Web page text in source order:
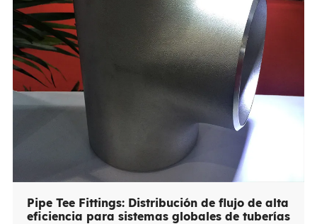
alta temperatura, y Trajes de acero dúplex en alta
mar/petróleo y gas duras condiciones. Con flujo
optimizado Eficiencia, conexiones a prueba de fugas y
compatibilidad con Con bridas/roscadas/juntas de
soldadura a tope, son esenciales para petróleo y gas,
agua Sistemas de tratamiento, generación de energía y
procesamiento químico en todo el mundo.
Pipe Tee Fittings: Distribución de flujo de alta
eficiencia para sistemas globales de tuberías